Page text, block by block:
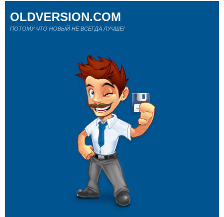
OLDVERSION.COM
ПОТОМУ ЧТО НОВЫЙ НЕ ВСЕГДА ЛУЧШЕ!